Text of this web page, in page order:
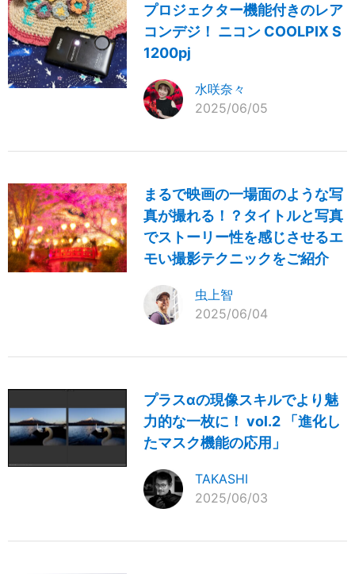
プロジェクター機能付きのレア
コンデジ！ ニコン COOLPIX S
1200pj
水咲奈々
2025/06/05
まるで映画の一場面のような写
真が撮れる！？タイトルと写真
でストーリー性を感じさせるエ
モい撮影テクニックをご紹介
虫上智
2025/06/04
プラスαの現像スキルでより魅
力的な一枚に！ vol.2 「進化し
たマスク機能の応用」
TAKASHI
2025/06/03